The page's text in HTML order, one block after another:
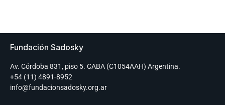
Fundación Sadosky
Av. Córdoba 831, piso 5. CABA (C1054AAH) Argentina.
+54 (11) 4891-8952
info@fundacionsadosky.org.ar